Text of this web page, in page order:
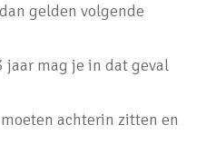
gelden volgende
mag je in dat geval
achterin zitten en